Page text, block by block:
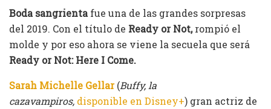
Boda sangrientafue una de las grandes sorpresas
del 2019. Con el título de Ready or Not,rompió el
molde y por eso ahora se viene la secuela que será
Ready or Not: Here I Come.
Sarah Michelle Gellar(Buffy, la
cazavampiros, disponible en Disney+) gran actriz de